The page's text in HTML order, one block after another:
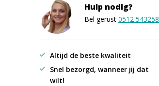
Hulp nodig?
Bel gerust 0512 543258
Altijd de beste kwaliteit
Snel bezorgd, wanneer jij dat
wilt!